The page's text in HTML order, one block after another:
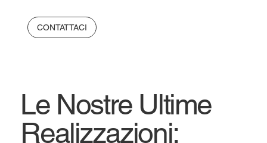
CONTATTACI
Le Nostre Ultime
Realizzazioni: